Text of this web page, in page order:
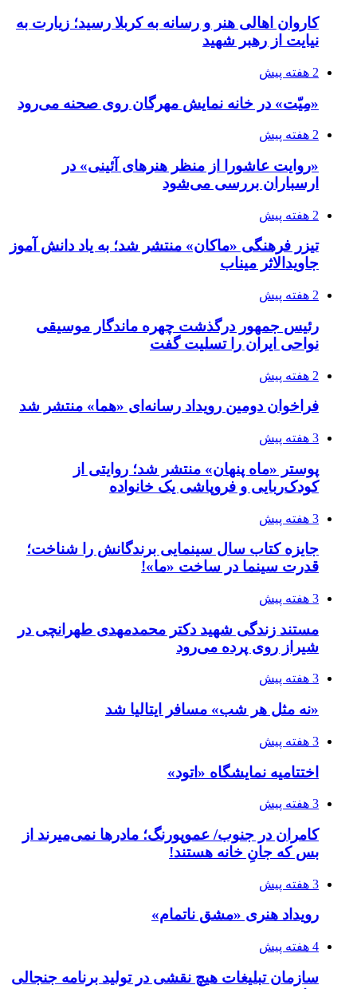
کاروان اهالی هنر و رسانه به کربلا رسید؛ زیارت به
نیایت از رهبر شهید
2 هفته پیش
«مِیّت» در خانه نمایش مهرگان روی صحنه می‌رود
2 هفته پیش
«روایت عاشورا از منظر هنرهای آئینی» در
ارسباران بررسی می‌شود
2 هفته پیش
تیزر فرهنگی «ماکان» منتشر شد؛ به یاد دانش آموز
جاویدالاثر میناب
2 هفته پیش
رئیس جمهور درگذشت چهره ماندگار موسیقی
نواحی ایران را تسلیت گفت
2 هفته پیش
فراخوان دومین رویداد رسانه‌ای «هما» منتشر شد
3 هفته پیش
پوستر «ماه پنهان» منتشر شد؛ روایتی از
کودک‌ربایی و فروپاشی یک خانواده
3 هفته پیش
جایزه کتاب سال سینمایی برندگانش را شناخت؛
قدرت سینما در ساخت «ما»!
3 هفته پیش
مستند زندگی شهید دکتر محمدمهدی طهرانچی در
شیراز روی پرده می‌رود
3 هفته پیش
«نه مثل هر شب» مسافر ایتالیا شد
3 هفته پیش
اختتامیه نمایشگاه «اتود»
3 هفته پیش
کامران در جنوب/ عموپورنگ؛ مادرها نمی‌میرند از
بس که جانِ خانه هستند!
3 هفته پیش
رویداد هنری «مشق ناتمام»
4 هفته پیش
سازمان تبلیغات هیچ نقشی در تولید برنامه جنجالی